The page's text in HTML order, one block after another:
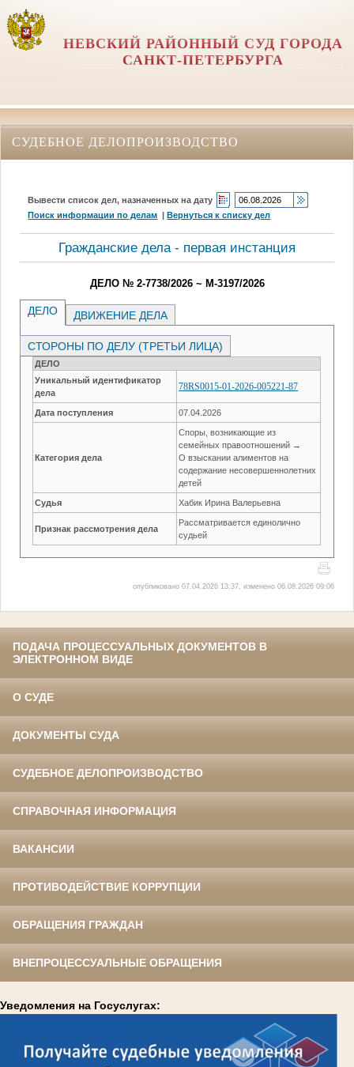
НЕВСКИЙ РАЙОННЫЙ СУД ГОРОДА
САНКТ-ПЕТЕРБУРГА
СУДЕБНОЕ ДЕЛОПРОИЗВОДСТВО
Вывести список дел, назначенных на дату
Поиск информации по делам |Вернуться к списку дел
Гражданские дела - первая инстанция
ДЕЛО № 2-7738/2026 ~ М-3197/2026
ДЕЛО ДВИЖЕНИЕ ДЕЛА
СТОРОНЫ ПО ДЕЛУ (ТРЕТЬИ ЛИЦА)
ДЕЛО
Уникальный идентификатор
дела
78RS0015-01-2026-005221-87
Дата поступления 07.04.2026
Категория дела
Споры, возникающие из
семейных правоотношений →
О взыскании алиментов на
содержание несовершеннолетних
детей
Судья Хабик Ирина Валерьевна
Признак рассмотрения дела
Рассматривается единолично
судьей
опубликовано 07.04.2026 13:37, изменено 06.08.2026 09:06
ПОДАЧА ПРОЦЕССУАЛЬНЫХ ДОКУМЕНТОВ В
ЭЛЕКТРОННОМ ВИДЕ
О СУДЕ
ДОКУМЕНТЫ СУДА
СУДЕБНОЕ ДЕЛОПРОИЗВОДСТВО
СПРАВОЧНАЯ ИНФОРМАЦИЯ
ВАКАНСИИ
ПРОТИВОДЕЙСТВИЕ КОРРУПЦИИ
ОБРАЩЕНИЯ ГРАЖДАН
ВНЕПРОЦЕССУАЛЬНЫЕ ОБРАЩЕНИЯ
Уведомления на Госуслугах: